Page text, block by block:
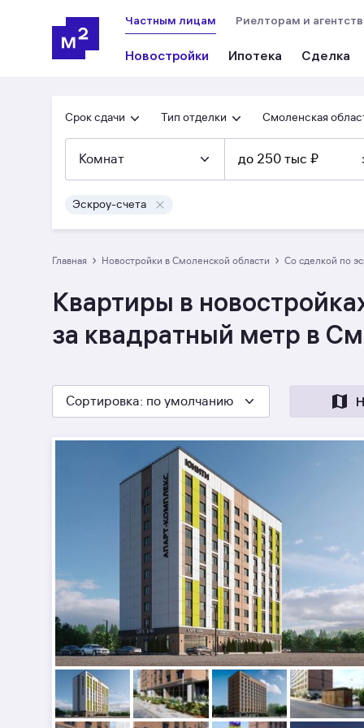
Частным лицам
Новостройки Ипотека Сделка
Риелторам и
Срок сдачи Тип отделки Смоленская
Комнат до 250 тыс ₽
Эскроу-счета
Главная › Новостройки в Смоленской области › со сделкой по
Квартиры в
за квадратный метр в
Сортировка: по умолчанию